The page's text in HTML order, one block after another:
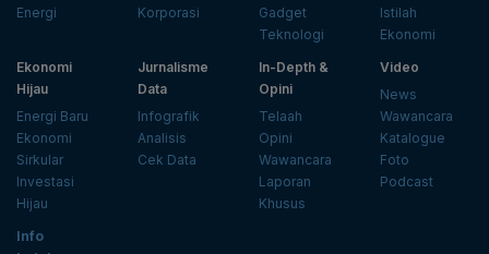
Energi
Korporasi
Gadget
Teknologi
Istilah
Ekonomi
Ekonomi
Hijau
Energi Baru
Ekonomi
Sirkular
Investasi
Hijau
Jurnalisme
Data
Infografik
Analisis
Cek Data
In-Depth &
Opini
Telaah
Opini
Wawancara
Laporan
Khusus
Video
News
Wawancara
Katalogue
Foto
Podcast
Info